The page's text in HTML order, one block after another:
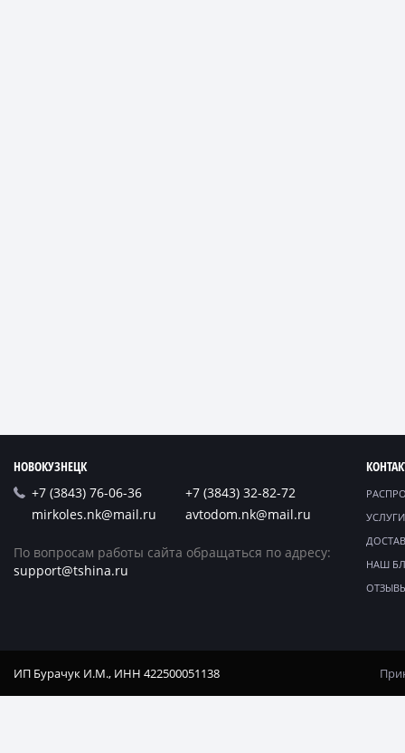
НОВОКУЗНЕЦК
+7 (3843) 76-06-36
+7 (3843) 32-82-72
mirkoles.nk@mail.ru
avtodom.nk@mail.ru
По вопросам работы сайта обращаться по адресу:
support@tshina.ru
НАШ
ИП Бурачук И.М., ИНН 422500051138